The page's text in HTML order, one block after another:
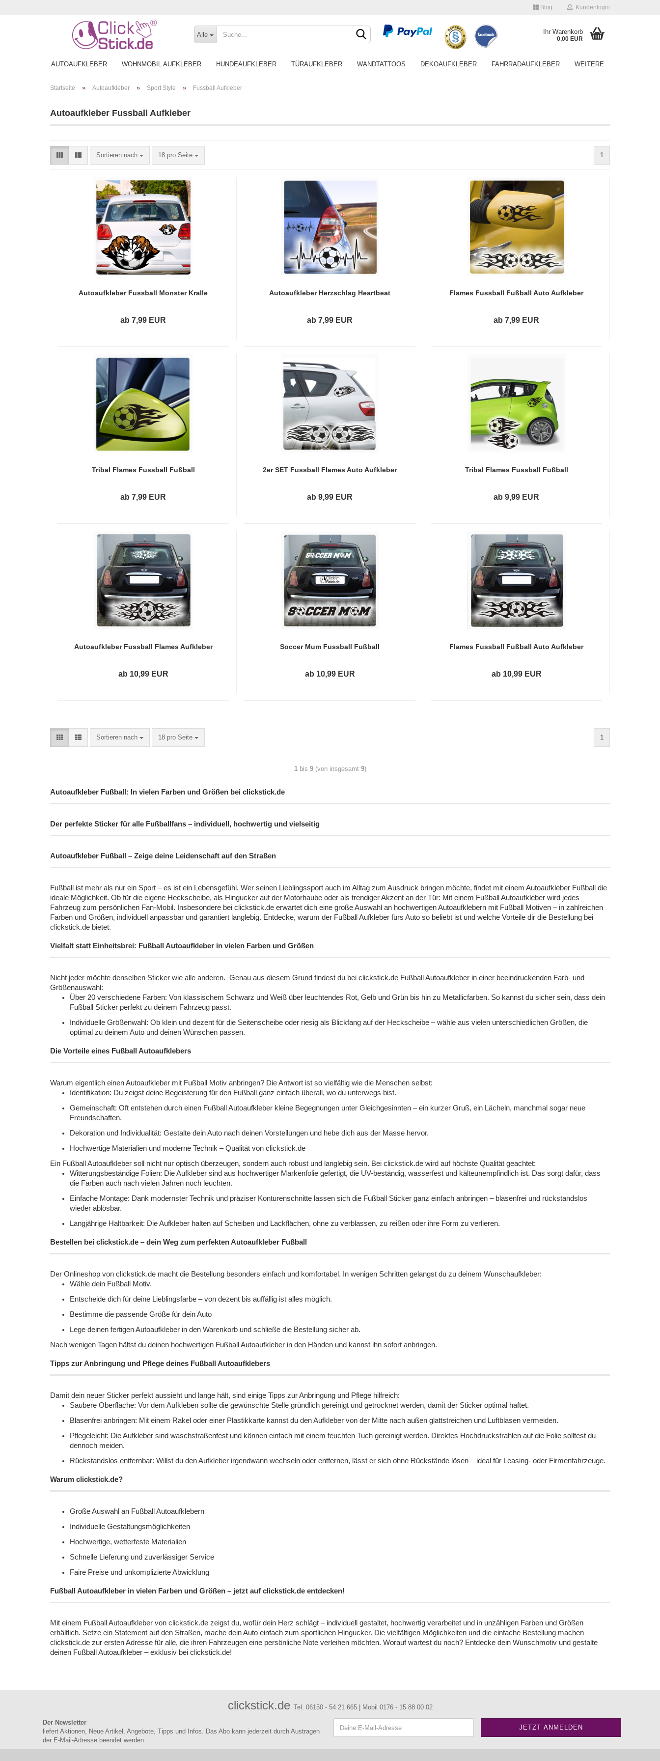
Blog Kundenlogin
Konto erstellen
Alle Ihr Warenkorb
0,00 EUR
AUTOAUFKLEBER WOHNMOBIL AUFKLEBER HUNDEAUFKLEBER TÜRAUFKLEBER WANDTATTOOS DEKOAUFKLEBER FAHRRADAUFKLEBER WEITERE
Startseite » Autoaufkleber » Sport Style » Fussball Aufkleber
Autoaufkleber Fussball Aufkleber
Sortieren nach 18 pro Seite 1
Autoaufkleber Fussball Monster Kralle
ab 7,99 EUR
Autoaufkleber Herzschlag Heartbeat
ab 7,99 EUR
Flames Fussball Fußball Auto Aufkleber
ab 7,99 EUR
Tribal Flames Fussball Fußball
ab 7,99 EUR
2er SET Fussball Flames Auto Aufkleber
ab 9,99 EUR
Tribal Flames Fussball Fußball
ab 9,99 EUR
Autoaufkleber Fussball Flames Aufkleber
ab 10,99 EUR
Soccer Mum Fussball Fußball
ab 10,99 EUR
Flames Fussball Fußball Auto Aufkleber
ab 10,99 EUR
Sortieren nach 18 pro Seite 1
1bis 9(von insgesamt 9)
Autoaufkleber Fußball: In vielen Farben und Größen bei clickstick.de
Der perfekte Sticker für alle Fußballfans – individuell, hochwertig und vielseitig
Autoaufkleber Fußball – Zeige deine Leidenschaft auf den Straßen
Fußball ist mehr als nur ein Sport – es ist ein Lebensgefühl. Wer seinen Lieblingssport auch im Alltag zum Ausdruck bringen möchte, findet mit einem Autoaufkleber Fußball die
ideale Möglichkeit. Ob für die eigene Heckscheibe, als Hingucker auf der Motorhaube oder als trendiger Akzent an der Tür: Mit einem Fußball Autoaufkleber wird jedes
Fahrzeug zum persönlichen Fan-Mobil. Insbesondere bei clickstick.de erwartet dich eine große Auswahl an hochwertigen Autoaufklebern mit Fußball Motiven – in zahlreichen
Farben und Größen, individuell anpassbar und garantiert langlebig. Entdecke, warum der Fußball Aufkleber fürs Auto so beliebt ist und welche Vorteile dir die Bestellung bei
clickstick.de bietet.
Vielfalt statt Einheitsbrei: Fußball Autoaufkleber in vielen Farben und Größen
Nicht jeder möchte denselben Sticker wie alle anderen. Genau aus diesem Grund findest du bei clickstick.de Fußball Autoaufkleber in einer beeindruckenden Farb- und
Größenauswahl:
Über 20 verschiedene Farben: Von klassischem Schwarz und Weiß über leuchtendes Rot, Gelb und Grün bis hin zu Metallicfarben. So kannst du sicher sein, dass dein
Fußball Sticker perfekt zu deinem Fahrzeug passt.
Individuelle Größenwahl: Ob klein und dezent für die Seitenscheibe oder riesig als Blickfang auf der Heckscheibe – wähle aus vielen unterschiedlichen Größen, die
optimal zu deinem Auto und deinen Wünschen passen.
Die Vorteile eines Fußball Autoaufklebers
Warum eigentlich einen Autoaufkleber mit Fußball Motiv anbringen? Die Antwort ist so vielfältig wie die Menschen selbst:
Identifikation: Du zeigst deine Begeisterung für den Fußball ganz einfach überall, wo du unterwegs bist.
Gemeinschaft: Oft entstehen durch einen Fußball Autoaufkleber kleine Begegnungen unter Gleichgesinnten – ein kurzer Gruß, ein Lächeln, manchmal sogar neue
Freundschaften.
Dekoration und Individualität: Gestalte dein Auto nach deinen Vorstellungen und hebe dich aus der Masse hervor.
Hochwertige Materialien und moderne Technik – Qualität von clickstick.de
Ein Fußball Autoaufkleber soll nicht nur optisch überzeugen, sondern auch robust und langlebig sein. Bei clickstick.de wird auf höchste Qualität geachtet:
Witterungsbeständige Folien: Die Aufkleber sind aus hochwertiger Markenfolie gefertigt, die UV-beständig, wasserfest und kälteunempfindlich ist. Das sorgt dafür, dass
die Farben auch nach vielen Jahren noch leuchten.
Einfache Montage: Dank modernster Technik und präziser Konturenschnitte lassen sich die Fußball Sticker ganz einfach anbringen – blasenfrei und rückstandslos
wieder ablösbar.
Langjährige Haltbarkeit: Die Aufkleber halten auf Scheiben und Lackflächen, ohne zu verblassen, zu reißen oder ihre Form zu verlieren.
Bestellen bei clickstick.de – dein Weg zum perfekten Autoaufkleber Fußball
Der Onlineshop von clickstick.de macht die Bestellung besonders einfach und komfortabel. In wenigen Schritten gelangst du zu deinem Wunschaufkleber:
Wähle dein Fußball Motiv.
Entscheide dich für deine Lieblingsfarbe – von dezent bis auffällig ist alles möglich.
Bestimme die passende Größe für dein Auto
Lege deinen fertigen Autoaufkleber in den Warenkorb und schließe die Bestellung sicher ab.
Nach wenigen Tagen hältst du deinen hochwertigen Fußball Autoaufkleber in den Händen und kannst ihn sofort anbringen.
Tipps zur Anbringung und Pflege deines Fußball Autoaufklebers
Damit dein neuer Sticker perfekt aussieht und lange hält, sind einige Tipps zur Anbringung und Pflege hilfreich:
Saubere Oberfläche: Vor dem Aufkleben sollte die gewünschte Stelle gründlich gereinigt und getrocknet werden, damit der Sticker optimal haftet.
Blasenfrei anbringen: Mit einem Rakel oder einer Plastikkarte kannst du den Aufkleber von der Mitte nach außen glattstreichen und Luftblasen vermeiden.
Pflegeleicht: Die Aufkleber sind waschstraßenfest und können einfach mit einem feuchten Tuch gereinigt werden. Direktes Hochdruckstrahlen auf die Folie solltest du
dennoch meiden.
Rückstandslos entfernbar: Willst du den Aufkleber irgendwann wechseln oder entfernen, lässt er sich ohne Rückstände lösen – ideal für Leasing- oder Firmenfahrzeuge.
Warum clickstick.de?
Große Auswahl an Fußball Autoaufklebern
Individuelle Gestaltungsmöglichkeiten
Hochwertige, wetterfeste Materialien
Schnelle Lieferung und zuverlässiger Service
Faire Preise und unkomplizierte Abwicklung
Fußball Autoaufkleber in vielen Farben und Größen – jetzt auf clickstick.de entdecken!
Mit einem Fußball Autoaufkleber von clickstick.de zeigst du, wofür dein Herz schlägt – individuell gestaltet, hochwertig verarbeitet und in unzähligen Farben und Größen
erhältlich. Setze ein Statement auf den Straßen, mache dein Auto einfach zum sportlichen Hingucker. Die vielfältigen Möglichkeiten und die einfache Bestellung machen
clickstick.de zur ersten Adresse für alle, die ihren Fahrzeugen eine persönliche Note verleihen möchten. Worauf wartest du noch? Entdecke dein Wunschmotiv und gestalte
deinen Fußball Autoaufkleber – exklusiv bei clickstick.de!
clickstick.de Tel. 06150 - 54 21 665 | Mobil 0176 - 15 88 00 02
Der Newsletter
liefert Aktionen, Neue Artikel, Angebote, Tipps und Infos. Das Abo kann jederzeit durch Austragen
der E-Mail-Adresse beendet werden.